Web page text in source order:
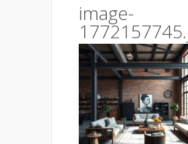
image-